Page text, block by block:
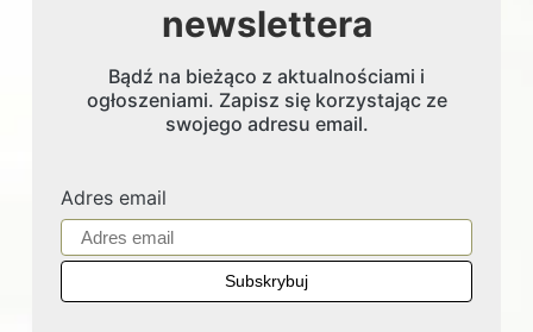
newslettera
Bądź na bieżąco z aktualnościami i
ogłoszeniami. Zapisz się korzystając ze
swojego adresu email.
Adres email